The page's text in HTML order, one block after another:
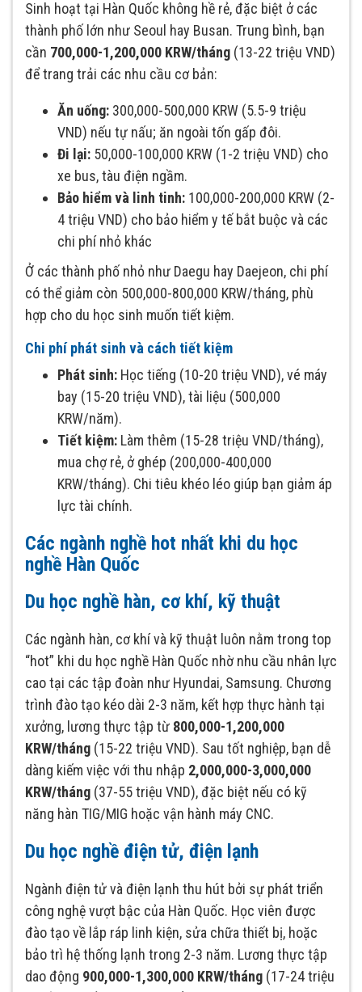
Sinh hoạt tại Hàn Quốc không hề rẻ, đặc biệt ở các
thành phố lớn như Seoul hay Busan. Trung bình, bạn
cần 700,000-1,200,000 KRW/tháng (13-22 triệu VND)
để trang trải các nhu cầu cơ bản:
Ăn uống: 300,000-500,000 KRW (5.5-9 triệu
VND) nếu tự nấu; ăn ngoài tốn gấp đôi.
Đi lại: 50,000-100,000 KRW (1-2 triệu VND) cho
xe bus, tàu điện ngầm.
Bảo hiểm và linh tinh: 100,000-200,000 KRW (2-
4 triệu VND) cho bảo hiểm y tế bắt buộc và các
chi phí nhỏ khác
Ở các thành phố nhỏ như Daegu hay Daejeon, chi phí
có thể giảm còn 500,000-800,000 KRW/tháng, phù
hợp cho du học sinh muốn tiết kiệm.
Chi phí phát sinh và cách tiết kiệm
Phát sinh: Học tiếng (10-20 triệu VND), vé máy
bay (15-20 triệu VND), tài liệu (500,000
KRW/năm).
Tiết kiệm: Làm thêm (15-28 triệu VND/tháng),
mua chợ rẻ, ở ghép (200,000-400,000
KRW/tháng). Chi tiêu khéo léo giúp bạn giảm áp
lực tài chính.
Các ngành nghề hot nhất khi du học
nghề Hàn Quốc
Du học nghề hàn, cơ khí, kỹ thuật
Các ngành hàn, cơ khí và kỹ thuật luôn nằm trong top
“hot” khi du học nghề Hàn Quốc nhờ nhu cầu nhân lực
cao tại các tập đoàn như Hyundai, Samsung. Chương
trình đào tạo kéo dài 2-3 năm, kết hợp thực hành tại
xưởng, lương thực tập từ 800,000-1,200,000
KRW/tháng (15-22 triệu VND). Sau tốt nghiệp, bạn dễ
dàng kiếm việc với thu nhập 2,000,000-3,000,000
KRW/tháng (37-55 triệu VND), đặc biệt nếu có kỹ
năng hàn TIG/MIG hoặc vận hành máy CNC.
Du học nghề điện tử, điện lạnh
Ngành điện tử và điện lạnh thu hút bởi sự phát triển
công nghệ vượt bậc của Hàn Quốc. Học viên được
đào tạo về lắp ráp linh kiện, sửa chữa thiết bị, hoặc
bảo trì hệ thống lạnh trong 2-3 năm. Lương thực tập
dao động 900,000-1,300,000 KRW/tháng (17-24 triệu